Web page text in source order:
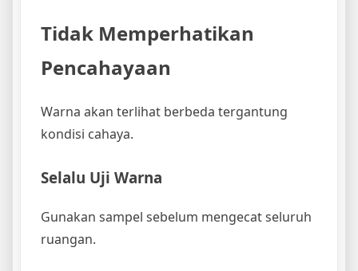
Tidak Memperhatikan
Pencahayaan
Warna akan terlihat berbeda tergantung
kondisi cahaya.
Selalu Uji Warna
Gunakan sampel sebelum mengecat seluruh
ruangan.